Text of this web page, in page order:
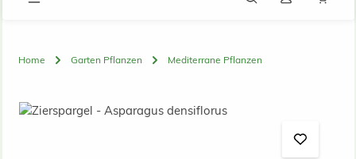
Home Garten Pflanzen Mediterrane Pflanzen
Bildergalerie überspringen